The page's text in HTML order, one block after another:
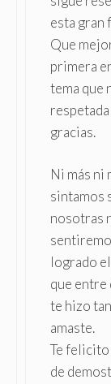
esta gran
Que
primera
tema que
gracias.
Ni más ni
sintamos
nosotras
logrado
que entre
te hizo
amaste.
Te felicito
de